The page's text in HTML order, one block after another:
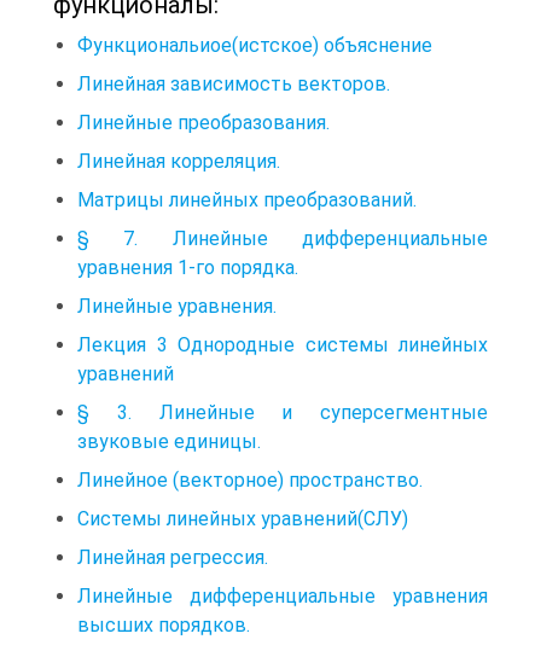
Функциональиое(истское) объяснение
Линейная зависимость векторов.
Линейные преобразования.
Линейная корреляция.
Матрицы линейных преобразований.
§ 7. Линейные дифференциальные
уравнения 1-го порядка.
Линейные уравнения.
Лекция 3 Однородные системы линейных
уравнений
§ 3. Линейные и суперсегментные
звуковые единицы.
Линейное (векторное) пространство.
Системы линейных уравнений(СЛУ)
Линейная регрессия.
Линейные дифференциальные уравнения
высших порядков.